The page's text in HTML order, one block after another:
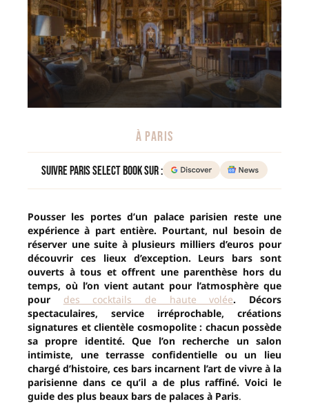
À PARIS
Suivre Paris Select Book sur :
Pousser les portes d’un palace parisien reste une
expérience à part entière. Pourtant, nul besoin de
réserver une suite à plusieurs milliers d’euros pour
découvrir ces lieux d’exception. Leurs bars sont
ouverts à tous et offrent une parenthèse hors du
temps, où l’on vient autant pour l’atmosphère que
pour des cocktails de haute volée. Décors
spectaculaires, service irréprochable, créations
signatures et clientèle cosmopolite : chacun possède
sa propre identité. Que l’on recherche un salon
intimiste, une terrasse confidentielle ou un lieu
chargé d’histoire, ces bars incarnent l’art de vivre à la
parisienne dans ce qu’il a de plus raffiné. Voici le
guide des plus beaux bars de palaces à Paris.